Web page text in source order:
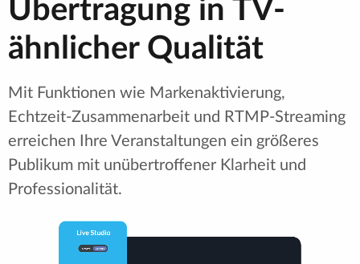
Übertragung in TV-
ähnlicher Qualität
Mit Funktionen wie Markenaktivierung,
Echtzeit-Zusammenarbeit und RTMP-Streaming
erreichen Ihre Veranstaltungen ein größeres
Publikum mit unübertroffener Klarheit und
Professionalität.